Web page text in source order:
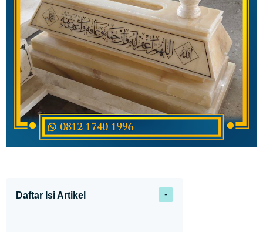
Daftar Isi Artikel